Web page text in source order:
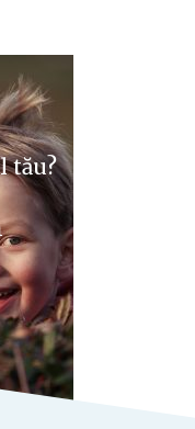
tău?